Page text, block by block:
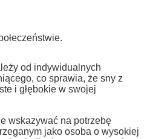
od indywidualnych
co sprawia, że sny z
i głębokie w swojej
wskazywać na potrzebę
jako osoba o wysokiej